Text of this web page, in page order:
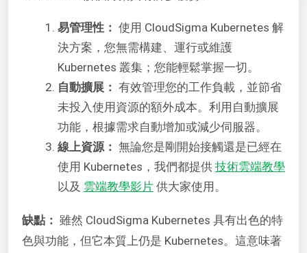
易管理性： 使用 CloudSigma Kubernetes 解
決方案，您無需構建、運行或維護
Kubernetes 叢集；您能輕鬆掌握一切。
自動擴展： 有效管理您的工作負載，並節省
未投入使用資源的額外成本。利用自動擴展
功能，根據需求自動增加或減少伺服器。
線上資源： 無論您是剛開始接觸還是已經在
使用 Kubernetes，我們都提供 技術雲端教學
以及 雲端教學影片 供大家使用。
缺點： 雖然 CloudSigma Kubernetes 具有出色的特
色與功能，但它本質上仍是 Kubernetes。這意味著